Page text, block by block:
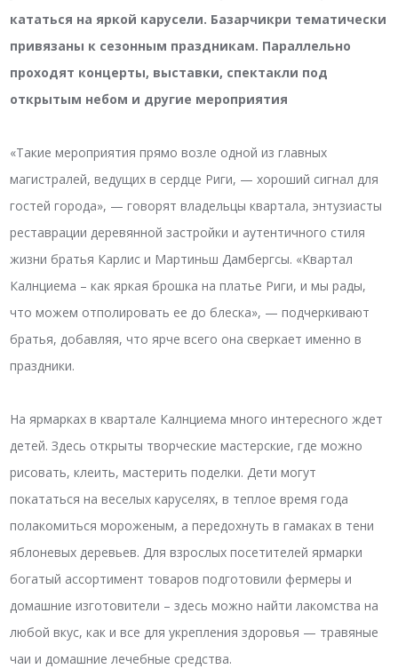
кататься на яркой карусели. Базарчикри тематически
привязаны к сезонным праздникам. Параллельно
проходят концерты, выставки, спектакли под
открытым небом и другие мероприятия
«Такие мероприятия прямо возле одной из главных
магистралей, ведущих в сердце Риги, — хороший сигнал для
гостей города», — говорят владельцы квартала, энтузиасты
реставрации деревянной застройки и аутентичного стиля
жизни братья Карлис и Мартиньш Дамбергсы. «Квартал
Калнциема – как яркая брошка на платье Риги, и мы рады,
что можем отполировать ее до блеска», — подчеркивают
братья, добавляя, что ярче всего она сверкает именно в
праздники.
На ярмарках в квартале Калнциема много интересного ждет
детей. Здесь открыты творческие мастерские, где можно
рисовать, клеить, мастерить поделки. Дети могут
покататься на веселых каруселях, в теплое время года
полакомиться мороженым, а передохнуть в гамаках в тени
яблоневых деревьев. Для взрослых посетителей ярмарки
богатый ассортимент товаров подготовили фермеры и
домашние изготовители – здесь можно найти лакомства на
любой вкус, как и все для укрепления здоровья — травяные
чаи и домашние лечебные средства.